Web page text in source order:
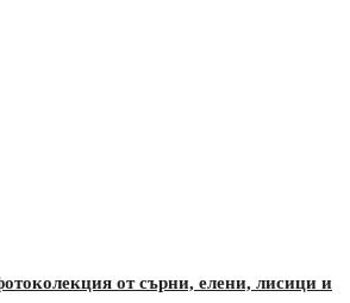
от сърни, елени, лисици и